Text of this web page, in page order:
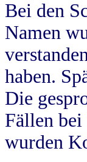
Bei den
Namen
haben.
Die
Fällen
wurden